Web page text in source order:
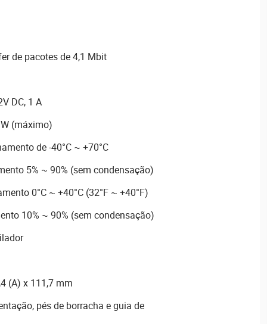
de pacotes de 4,1 Mbit
DC, 1 A
(máximo)
de -40°C ~ +70°C
5% ~ 90% (sem condensação)
0°C ~ +40°C (32°F ~ +40°F)
10% ~ 90% (sem condensação)
(A) x 111,7 mm
pés de borracha e guia de